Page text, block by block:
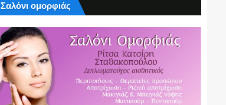
Σαλόνι ομορφιάς